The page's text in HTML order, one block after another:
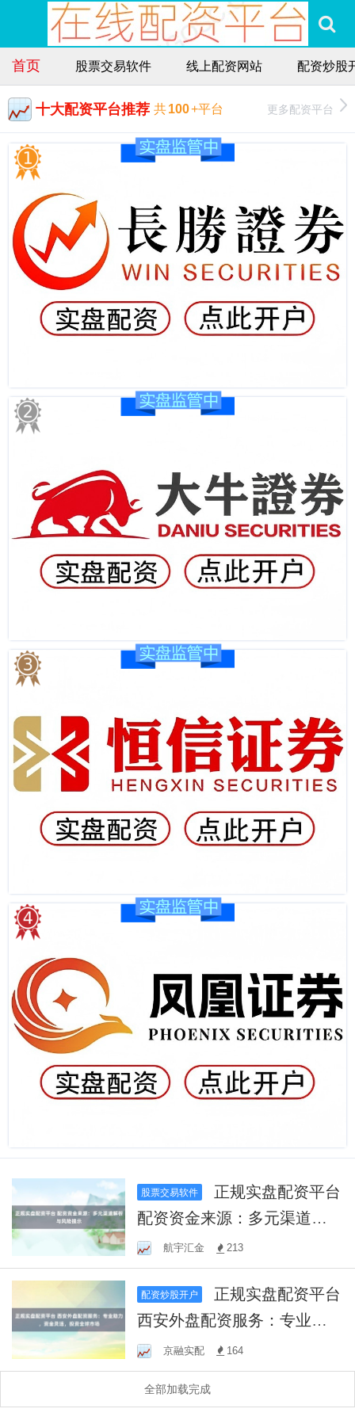
首页 股票交易软件 线上配资网站 配资炒股
十大配资平台推荐 共100+平台 更多配资平台
股票交易软件
配资资金来源：多元渠道解
析与风险提示
航宇汇金 213
配资炒股开户
西安外盘配资服务：专业助
力，资金灵活，投资全球市
场
京融实配 164
全部加载完成